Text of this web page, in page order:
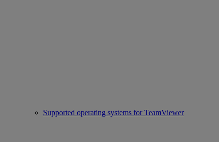
Supported operating systems for TeamViewer